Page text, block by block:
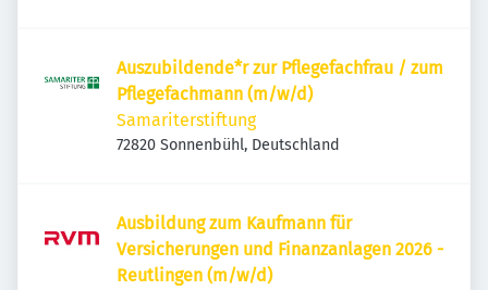
Auszubildende*r zur Pflegefachfrau / zum
Pflegefachmann (m/w/d)
Samariterstiftung
72820 Sonnenbühl, Deutschland
Ausbildung zum Kaufmann für
Versicherungen und Finanzanlagen 2026 -
Reutlingen (m/w/d)